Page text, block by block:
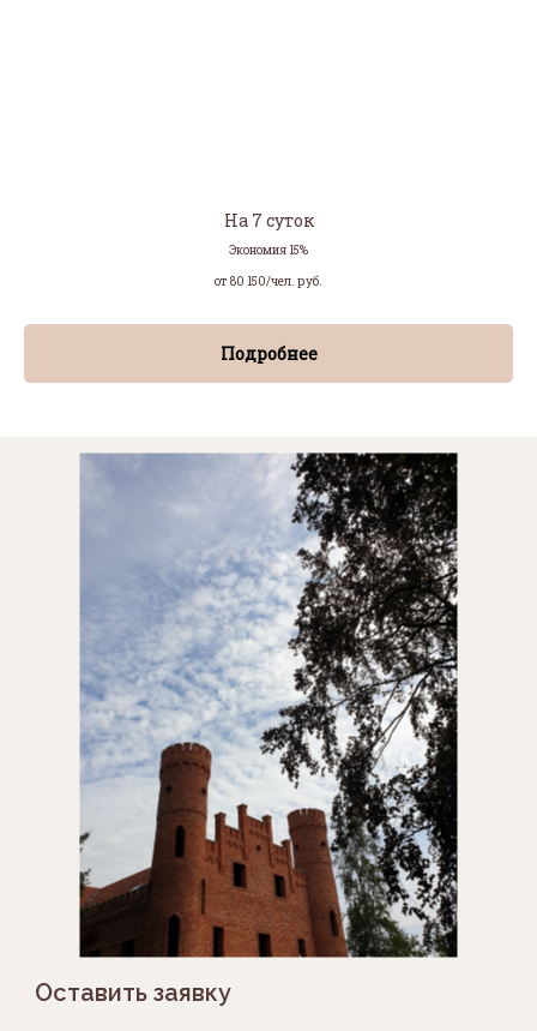
На 7 суток
Экономия 15%
от 80 150/чел. руб.
Подробнее
Оставить заявку